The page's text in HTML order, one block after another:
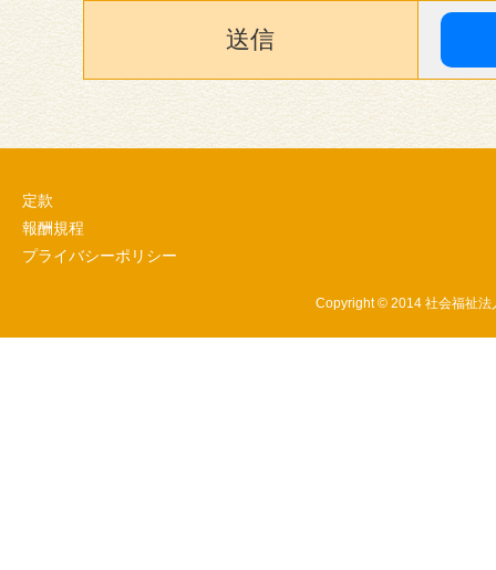
送信
定款
報酬規程
プライバシーポリシー
Copyright © 2014 社会福祉